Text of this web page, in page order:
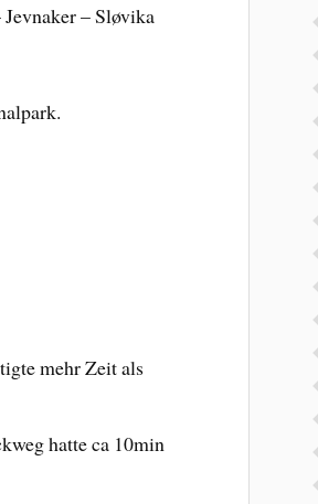
– Sløvika
mehr Zeit als
hatte ca 10min